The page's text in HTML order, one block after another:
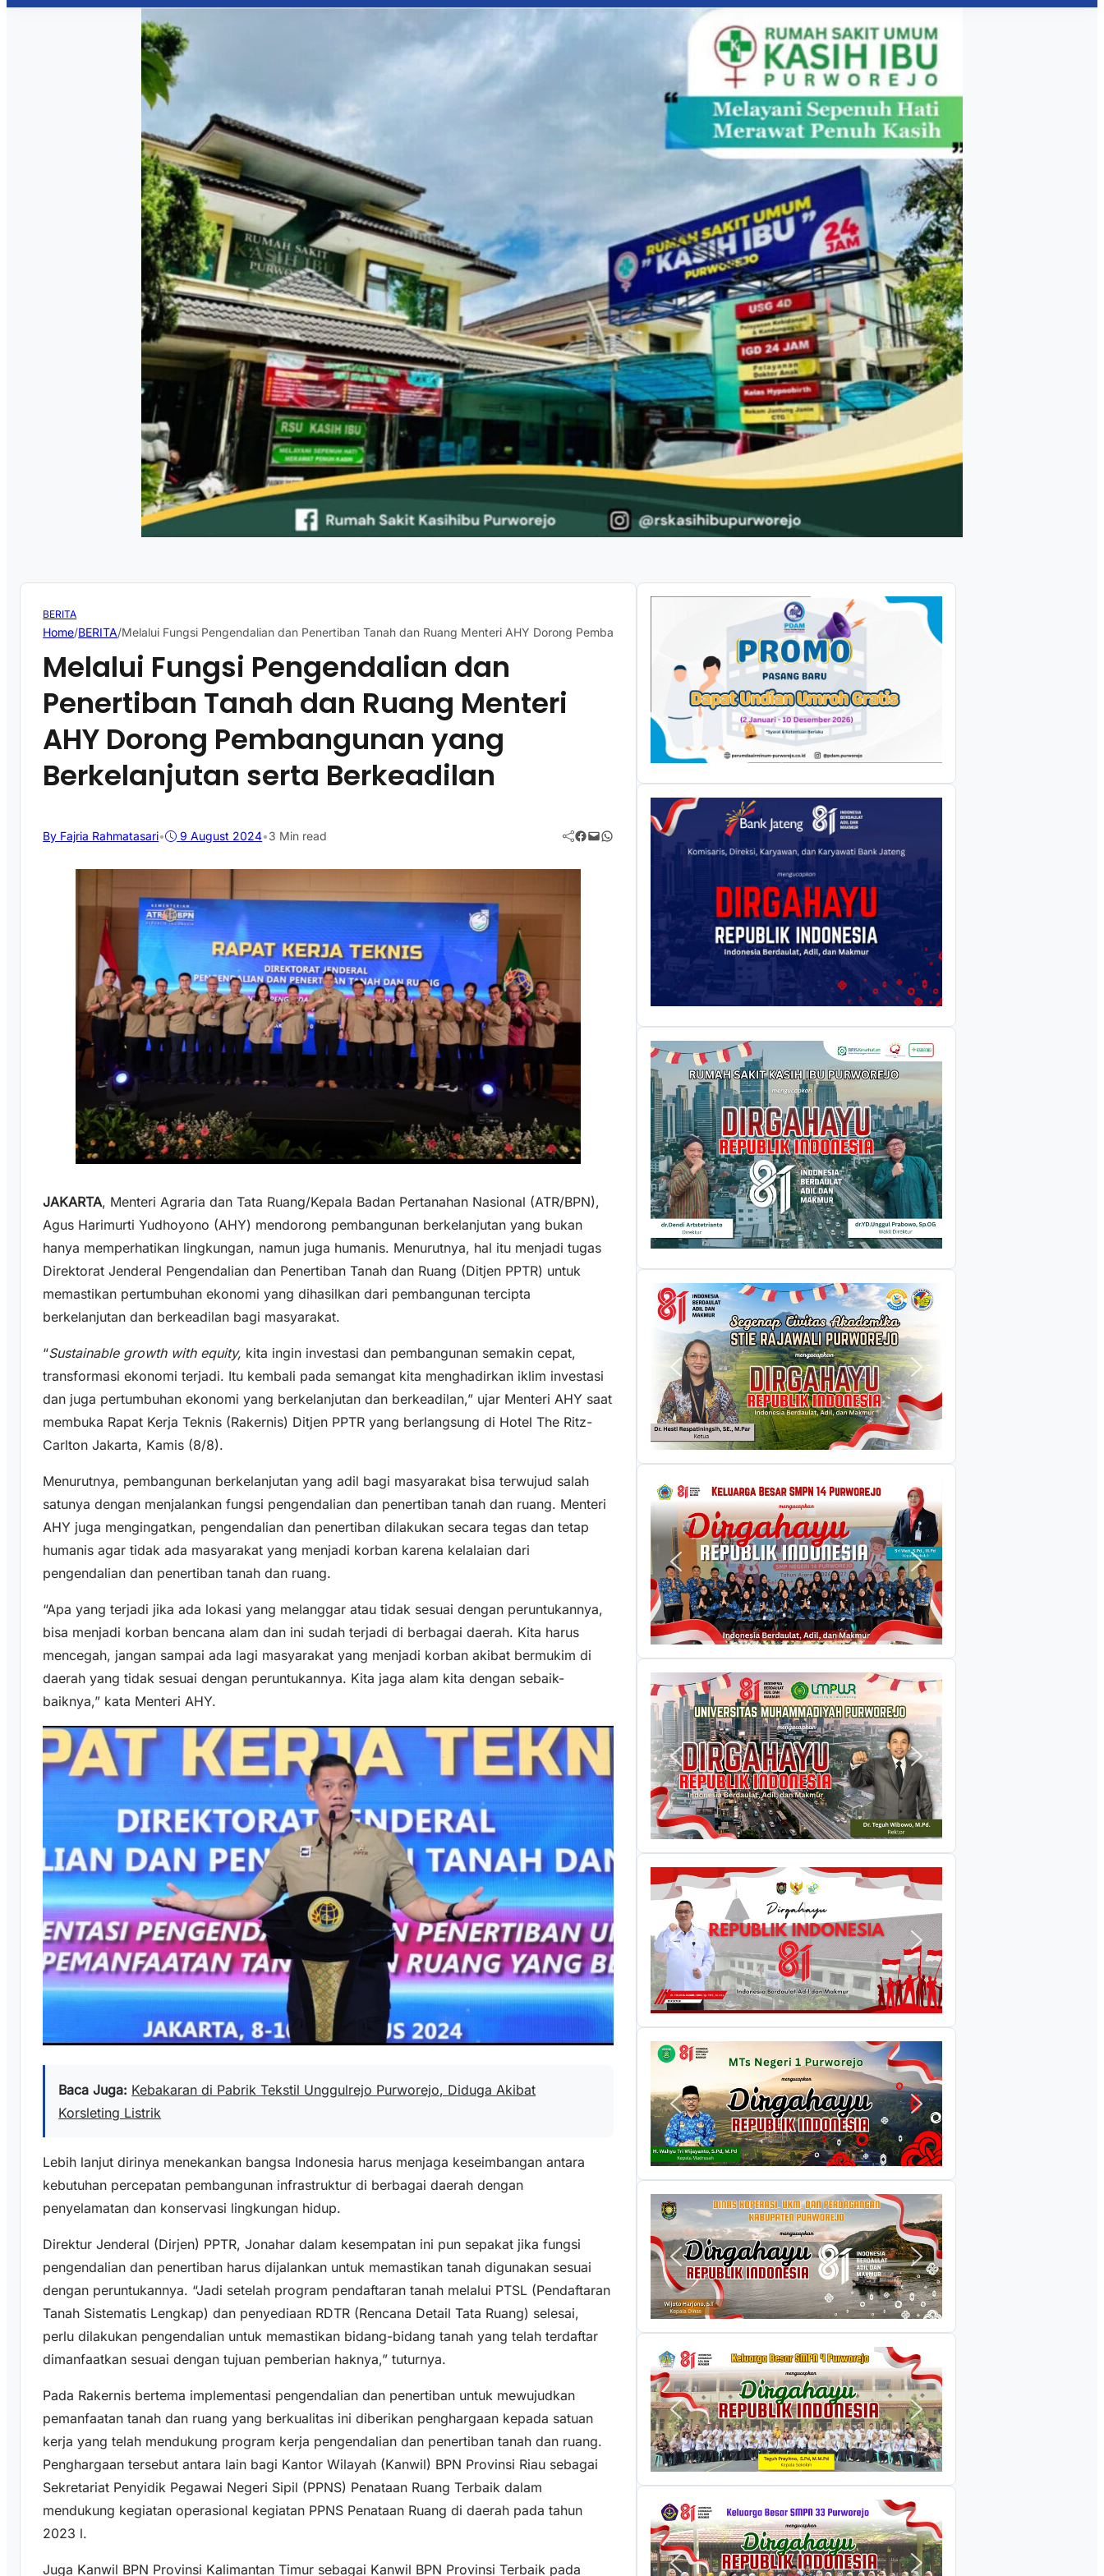
BERITA
Home/BERITA/Melalui Fungsi Pengendalian dan Penertiban Tanah dan Ruang Menteri AHY Dorong Pembangunan yang Berkelanjutan serta Berkeadilan
Melalui Fungsi Pengendalian dan
Penertiban Tanah dan Ruang Menteri
AHY Dorong Pembangunan yang
Berkelanjutan serta Berkeadilan
By Fajria Rahmatasari• 9 August 2024•3 Min read Facebook Mail WhatsApp
JAKARTA, Menteri Agraria dan Tata Ruang/Kepala Badan Pertanahan Nasional (ATR/BPN),
Agus Harimurti Yudhoyono (AHY) mendorong pembangunan berkelanjutan yang bukan
hanya memperhatikan lingkungan, namun juga humanis. Menurutnya, hal itu menjadi tugas
Direktorat Jenderal Pengendalian dan Penertiban Tanah dan Ruang (Ditjen PPTR) untuk
memastikan pertumbuhan ekonomi yang dihasilkan dari pembangunan tercipta
berkelanjutan dan berkeadilan bagi masyarakat.
“Sustainable growth with equity, kita ingin investasi dan pembangunan semakin cepat,
transformasi ekonomi terjadi. Itu kembali pada semangat kita menghadirkan iklim investasi
dan juga pertumbuhan ekonomi yang berkelanjutan dan berkeadilan,” ujar Menteri AHY saat
membuka Rapat Kerja Teknis (Rakernis) Ditjen PPTR yang berlangsung di Hotel The Ritz-
Carlton Jakarta, Kamis (8/8).
Menurutnya, pembangunan berkelanjutan yang adil bagi masyarakat bisa terwujud salah
satunya dengan menjalankan fungsi pengendalian dan penertiban tanah dan ruang. Menteri
AHY juga mengingatkan, pengendalian dan penertiban dilakukan secara tegas dan tetap
humanis agar tidak ada masyarakat yang menjadi korban karena kelalaian dari
pengendalian dan penertiban tanah dan ruang.
“Apa yang terjadi jika ada lokasi yang melanggar atau tidak sesuai dengan peruntukannya,
bisa menjadi korban bencana alam dan ini sudah terjadi di berbagai daerah. Kita harus
mencegah, jangan sampai ada lagi masyarakat yang menjadi korban akibat bermukim di
daerah yang tidak sesuai dengan peruntukannya. Kita jaga alam kita dengan sebaik-
baiknya,” kata Menteri AHY.
Baca Juga: Kebakaran di Pabrik Tekstil Unggulrejo Purworejo, Diduga Akibat
Korsleting Listrik
Lebih lanjut dirinya menekankan bangsa Indonesia harus menjaga keseimbangan antara
kebutuhan percepatan pembangunan infrastruktur di berbagai daerah dengan
penyelamatan dan konservasi lingkungan hidup.
Direktur Jenderal (Dirjen) PPTR, Jonahar dalam kesempatan ini pun sepakat jika fungsi
pengendalian dan penertiban harus dijalankan untuk memastikan tanah digunakan sesuai
dengan peruntukannya. “Jadi setelah program pendaftaran tanah melalui PTSL (Pendaftaran
Tanah Sistematis Lengkap) dan penyediaan RDTR (Rencana Detail Tata Ruang) selesai,
perlu dilakukan pengendalian untuk memastikan bidang-bidang tanah yang telah terdaftar
dimanfaatkan sesuai dengan tujuan pemberian haknya,” tuturnya.
Pada Rakernis bertema implementasi pengendalian dan penertiban untuk mewujudkan
pemanfaatan tanah dan ruang yang berkualitas ini diberikan penghargaan kepada satuan
kerja yang telah mendukung program kerja pengendalian dan penertiban tanah dan ruang.
Penghargaan tersebut antara lain bagi Kantor Wilayah (Kanwil) BPN Provinsi Riau sebagai
Sekretariat Penyidik Pegawai Negeri Sipil (PPNS) Penataan Ruang Terbaik dalam
mendukung kegiatan operasional kegiatan PPNS Penataan Ruang di daerah pada tahun
2023 l.
Juga Kanwil BPN Provinsi Kalimantan Timur sebagai Kanwil BPN Provinsi Terbaik pada